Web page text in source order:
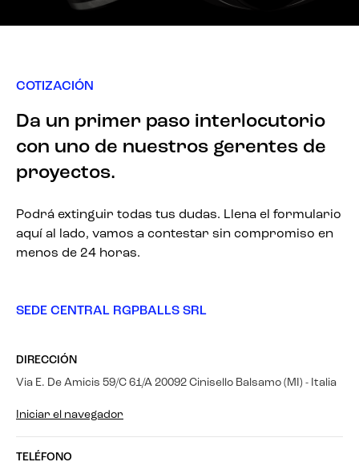
COTIZACIÓN
Da un primer paso interlocutorio
con uno de nuestros gerentes de
proyectos.
Podrá extinguir todas tus dudas. Llena el formulario
aquí al lado, vamos a contestar sin compromiso en
menos de 24 horas.
SEDE CENTRAL RGPBALLS SRL
DIRECCIÓN
Via E. De Amicis 59/C 61/A 20092 Cinisello Balsamo (MI) - Italia
Iniciar el navegador
TELÉFONO